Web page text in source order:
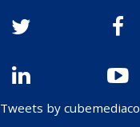
Tweets by cubemediaco